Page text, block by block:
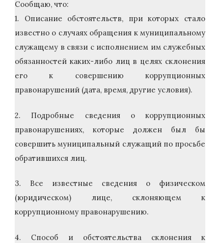
Сообщаю, что:
1. Описание обстоятельств, при которых стало
известно о случаях обращения к муниципальному
служащему в связи с исполнением им служебных
обязанностей каких-либо лиц в целях склонения
его к совершению коррупционных
правонарушений (дата, время, другие условия).
2. Подробные сведения о коррупционных
правонарушениях, которые должен был бы
совершить муниципальный служащий по просьбе
обратившихся лиц.
3. Все известные сведения о физическом
(юридическом) лице, склоняющем к
коррупционному правонарушению.
4. Способ и обстоятельства склонения к